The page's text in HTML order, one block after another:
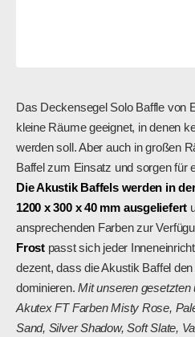
Das Deckensegel Solo Baffle von
kleine Räume geeignet, in denen
werden soll. Aber auch in großen
Baffel zum Einsatz und sorgen für
Die Akustik Baffels werden in
1200 x 300 x 40 mm ausgeliefert
ansprechenden Farben zur
Frostpasst sich jeder
dezent, dass die Akustik Baffel
dominieren.Mit unseren gesetzten
Akutex FT Farben Misty Rose,
Sand, Silver Shadow, Soft Slate,